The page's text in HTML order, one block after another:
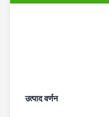
उत्पाद वर्णन